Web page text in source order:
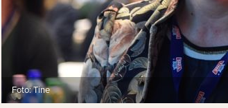
Foto: Tine